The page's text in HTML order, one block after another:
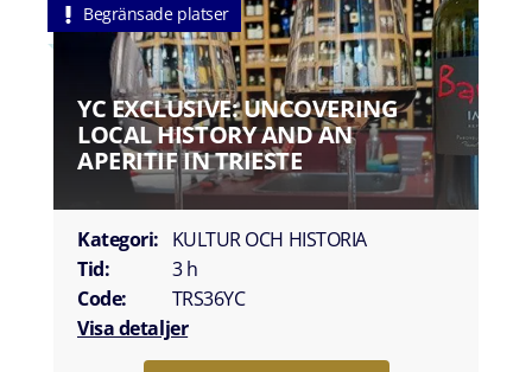
Begränsade platser
YC EXCLUSIVE: UNCOVERING
LOCAL HISTORY AND AN
APERITIF IN TRIESTE
Kategori: KULTUR OCH HISTORIA
Tid:
3 h
Code:
TRS36YC
Visa detaljer